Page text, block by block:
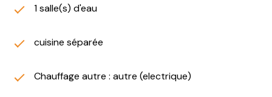
1 salle(s) d'eau
cuisine séparée
Chauffage autre : autre (electrique)